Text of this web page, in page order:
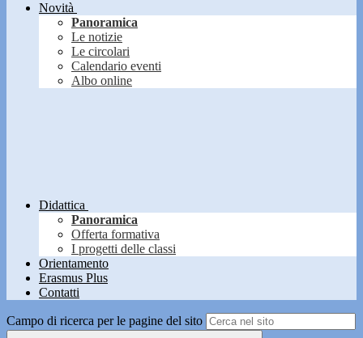
Novità
Panoramica
Le notizie
Le circolari
Calendario eventi
Albo online
Didattica
Panoramica
Offerta formativa
I progetti delle classi
Orientamento
Erasmus Plus
Contatti
Campo di ricerca per le pagine del sito